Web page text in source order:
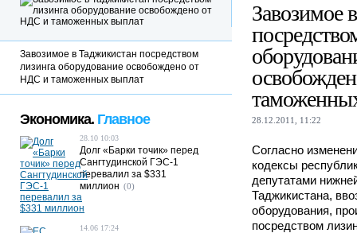
Завозимое
28.12.2011, 11:22
Согласно
кодексы
депутатами
Таджикистана,
оборудования,
посредством
Завозимое в Таджикистан посредством
лизинга оборудование освобождено от
НДС и таможенных выплат
Экономика. Главное
28.10 10:03
Долг «Барки точик» перед
Сангтудинской ГЭС-1
перевалил за $331
миллион (0)
14.06 17:24